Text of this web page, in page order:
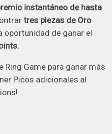
instantáneo de hasta
tres piezas de Oro
oportunidad de ganar el
Game para ganar más
Picos adicionales al